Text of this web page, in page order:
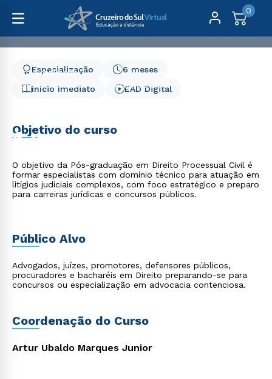
0
Pós-Graduação
Direito, Relações Internacionais e Ciência Política
Direito Processual Civil - 6 meses
6 meses
Início Imediato
6 meses
Especialização
EAD Digital
Objetivo do curso
O objetivo da Pós-graduação em Direito Processual Civil é
formar especialistas com domínio técnico para atuação em
litígios judiciais complexos, com foco estratégico e preparo
para carreiras jurídicas e concursos públicos.
Público Alvo
Advogados, juízes, promotores, defensores públicos,
procuradores e bacharéis em Direito preparando-se para
concursos ou especialização em advocacia contenciosa.
Coordenação do Curso
Artur Ubaldo Marques Junior